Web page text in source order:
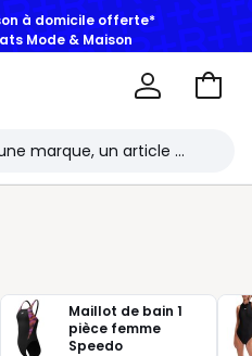
à domicile offerte*
Mode & Maison
Aller
Maillot de bain 1
pièce femme
Speedo